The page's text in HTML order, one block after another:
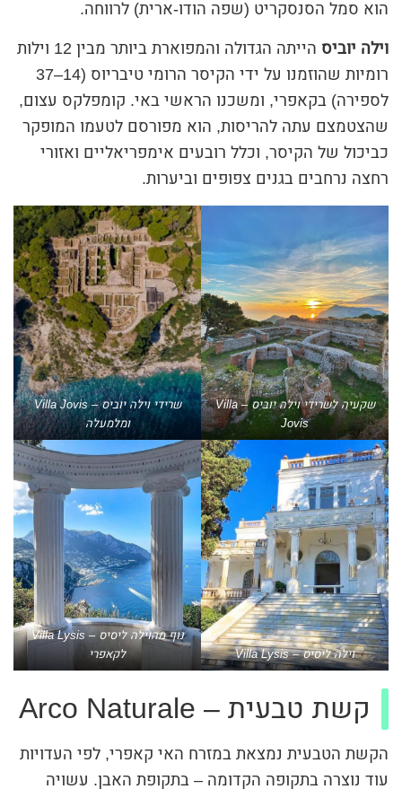
הוא סמל הסנסקריט (שפה הודו-ארית) לרווחה.
וילה יוביס
הייתה הגדולה והמפוארת ביותר מבין 12 וילות
רומיות שהוזמנו על ידי הקיסר הרומי טיבריוס (14–37
לספירה) בקאפרי, ומשכנו הראשי באי. קומפלקס עצום,
שהצטמצם עתה להריסות, הוא מפורסם לטעמו המופקר
כביכול של הקיסר, וכלל רובעים אימפריאליים ואזורי
רחצה נרחבים בגנים צפופים וביערות.
שקעיה לשרידי וילה יוביס – Villa
Jovis
שרידי וילה יוביס – Villa Jovis
ומלמעלה
וילה ליסיס – Villa Lysis
נוף מהוילה ליסיס – Villa Lysis
לקאפרי
קשת טבעית – Arco Naturale
הקשת הטבעית נמצאת במזרח האי קאפרי, לפי העדויות
עוד נוצרה בתקופה הקדומה – בתקופת האבן. עשויה